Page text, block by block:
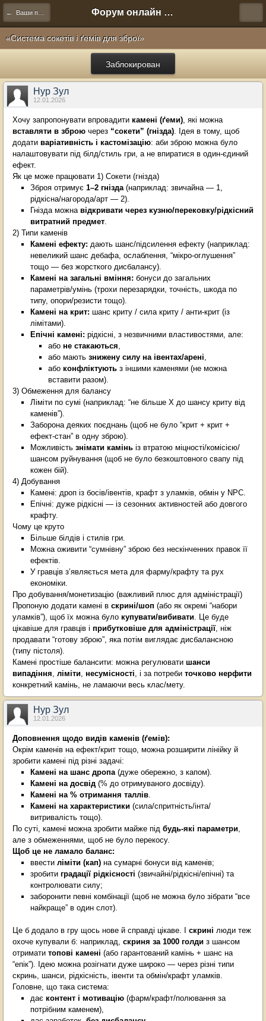
← Ваши предложения Форум онлайн игры "Новая Эра" (Нюра Биз)
«Система сокетів і ґемів для зброї»
Заблокирован
Нур Зул
12.01.2026
Хочу запропонувати впровадити камені (ґеми), які можна
вставляти в зброю через “сокети” (гнізда). Ідея в тому, щоб
додати варіативність і кастомізацію: аби зброю можна було
налаштовувати під білд/стиль гри, а не впиратися в один-єдиний
ефект.
Як це може працювати 1) Сокети (гнізда)
Зброя отримує 1–2 гнізда(наприклад: звичайна — 1,
рідкісна/нагорода/арт — 2).
Гнізда можна відкривати через кузню/перековку/рідкісний
витратний предмет.
2) Типи каменів
Камені ефекту: дають шанс/підсилення ефекту (наприклад:
невеликий шанс дебафа, ослаблення, “мікро-оглушення”
тощо — без жорсткого дисбалансу).
Камені на загальні вміння: бонуси до загальних
параметрів/умінь (трохи перезарядки, точність, шкода по
типу, опори/резисти тощо).
Камені на крит: шанс криту / сила криту / анти-крит (із
лімітами).
Епічні камені: рідкісні, з незвичними властивостями, але:
або не стакаються,
або мають знижену силу на івентах/арені,
або конфліктують з іншими каменями (не можна
вставити разом).
3) Обмеження для балансу
Ліміти по сумі (наприклад: “не більше X до шансу криту від
каменів”).
Заборона деяких поєднань (щоб не було “крит + крит +
ефект-стан” в одну зброю).
Можливість знімати камінь із втратою міцності/комісією/
шансом руйнування (щоб не було безкоштовного свапу під
кожен бій).
4) Добування
Камені: дроп із босів/івентів, крафт з уламків, обмін у NPC.
Епічні: дуже рідкісні — із сезонних активностей або довгого
крафту.
Чому це круто
Більше білдів і стилів гри.
Можна оживити “сумнівну” зброю без нескінченних правок її
ефектів.
У гравців з’являється мета для фарму/крафту та рух
економіки.
Про добування/монетизацію (важливий плюс для адміністрації)
Пропоную додати камені в скрині/шоп (або як окремі “набори
уламків”), щоб їх можна було купувати/вибивати. Це буде
цікавіше для гравців і прибутковіше для адміністрації, ніж
продавати “готову зброю”, яка потім виглядає дисбалансною
(типу пістоля).
Камені простіше балансити: можна регулювати шанси
випадіння, ліміти, несумісності, і за потреби точково нерфити
конкретний камінь, не ламаючи весь клас/мету.
Нур Зул
12.01.2026
Доповнення щодо видів каменів (ґемів):
Окрім каменів на ефект/крит тощо, можна розширити лінійку й
зробити камені під різні задачі:
Камені на шанс дропа(дуже обережно, з капом).
Камені на досвід (% до отримуваного досвіду).
Камені на % отримання таллів.
Камені на характеристики (сила/спритність/інта/
витривалість тощо).
По суті, камені можна зробити майже під будь-які параметри,
але з обмеженнями, щоб не було перекосу.
Щоб це не ламало баланс:
ввести ліміти (кап) на сумарні бонуси від каменів;
зробити градації рідкісності (звичайні/рідкісні/епічні) та
контролювати силу;
заборонити певні комбінації (щоб не можна було зібрати “все
найкраще” в один слот).
Це б додало в гру щось нове й справді цікаве. І скрині люди теж
охоче купували б: наприклад, скриня за 1000 голди з шансом
отримати топові камені (або гарантований камінь + шанс на
“епік”). Ідею можна розігнати дуже широко — через різні типи
скринь, шанси, рідкісність, івенти та обмін/крафт уламків.
Головне, що така система:
дає контент і мотивацію (фарм/крафт/полювання за
потрібним каменем),